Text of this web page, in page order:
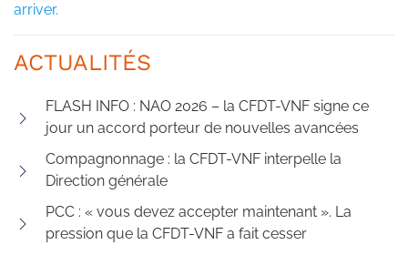
arriver.
ACTUALITÉS
FLASH INFO : NAO 2026 – la CFDT-VNF signe ce
jour un accord porteur de nouvelles avancées
Compagnonnage : la CFDT-VNF interpelle la
Direction générale
PCC : « vous devez accepter maintenant ». La
pression que la CFDT-VNF a fait cesser